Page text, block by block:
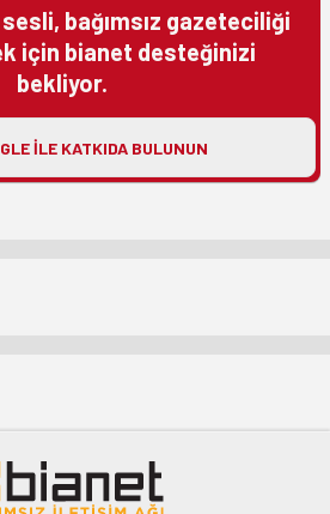
bağımsız gazeteciliği
için bianet desteğinizi
bekliyor.
ILE KATKIDA BULUNUN